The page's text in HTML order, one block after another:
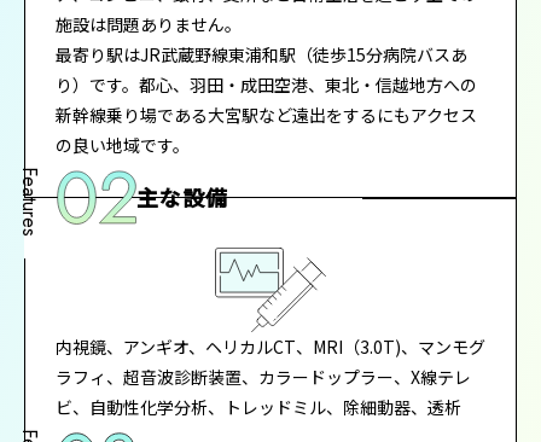
施設は問題ありません。
最寄り駅はJR武蔵野線東浦和駅（徒歩15分病院バスあ
り）です。都心、羽田・成田空港、東北・信越地方への
新幹線乗り場である大宮駅など遠出をするにもアクセス
の良い地域です。
主な設備
内視鏡、アンギオ、ヘリカルCT、MRI（3.0T)、マンモグ
ラフィ、超音波診断装置、カラードップラー、X線テレ
ビ、自動性化学分析、トレッドミル、除細動器、透析